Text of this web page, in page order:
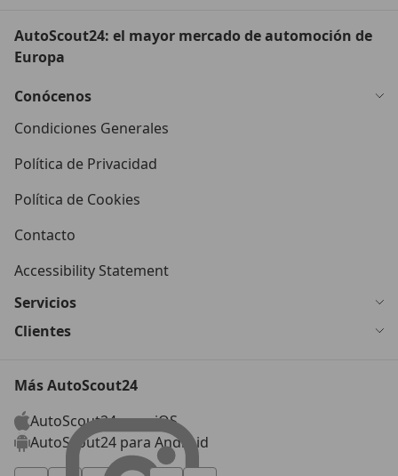
AutoScout24: el mayor mercado de automoción de
Europa
Conócenos
Condiciones Generales
Política de Privacidad
Política de Cookies
Contacto
Accessibility Statement
Servicios
Clientes
Más AutoScout24
AutoScout24 para iOS
AutoScout24 para Android